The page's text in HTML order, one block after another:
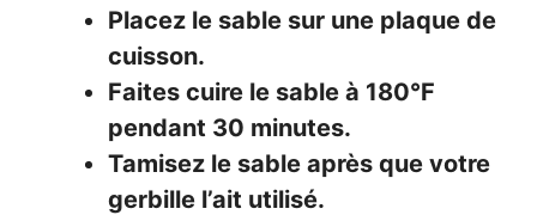
Placez le sable sur une plaque de
cuisson.
Faites cuire le sable à 180°F
pendant 30 minutes.
Tamisez le sable après que votre
gerbille l’ait utilisé.